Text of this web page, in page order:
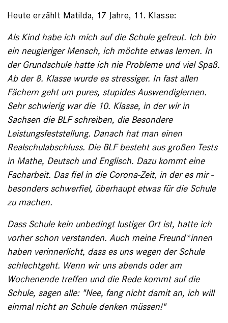
Heute erzählt Matilda, 17 Jahre, 11. Klasse:
Als Kind habe ich mich auf die Schule gefreut. Ich bin
ein neugieriger Mensch, ich möchte etwas lernen. In
der Grundschule hatte ich nie Probleme und viel Spaß.
Ab der 8. ­Klasse wurde es stressiger. In fast allen
Fächern geht um pures, stupides Auswendig­lernen.
Sehr schwierig war die 10. Klasse, in der wir in
Sachsen die BLF schreiben, die ­Besondere
Leistungsfeststellung. Danach hat man ­einen
Realschulabschluss. Die BLF besteht aus ­gro­ßen Tests
in Mathe, Deutsch und ­Englisch. ­Dazu kommt eine
Facharbeit. Das fiel in die Corona-­Zeit, in der es mir ­
besonders ­schwerfiel, überhaupt etwas für die Schule
zu ­machen.
Dass Schule kein unbedingt lustiger Ort ist, hatte ich
vorher schon verstanden. Auch meine Freund*innen
haben verinnerlicht, dass es uns wegen der Schule
schlechtgeht. Wenn wir uns abends oder am
Wochenende treffen und die Rede kommt auf die
Schule, sagen alle: "Nee, fang nicht damit an, ich will
einmal nicht an Schule denken müssen!"